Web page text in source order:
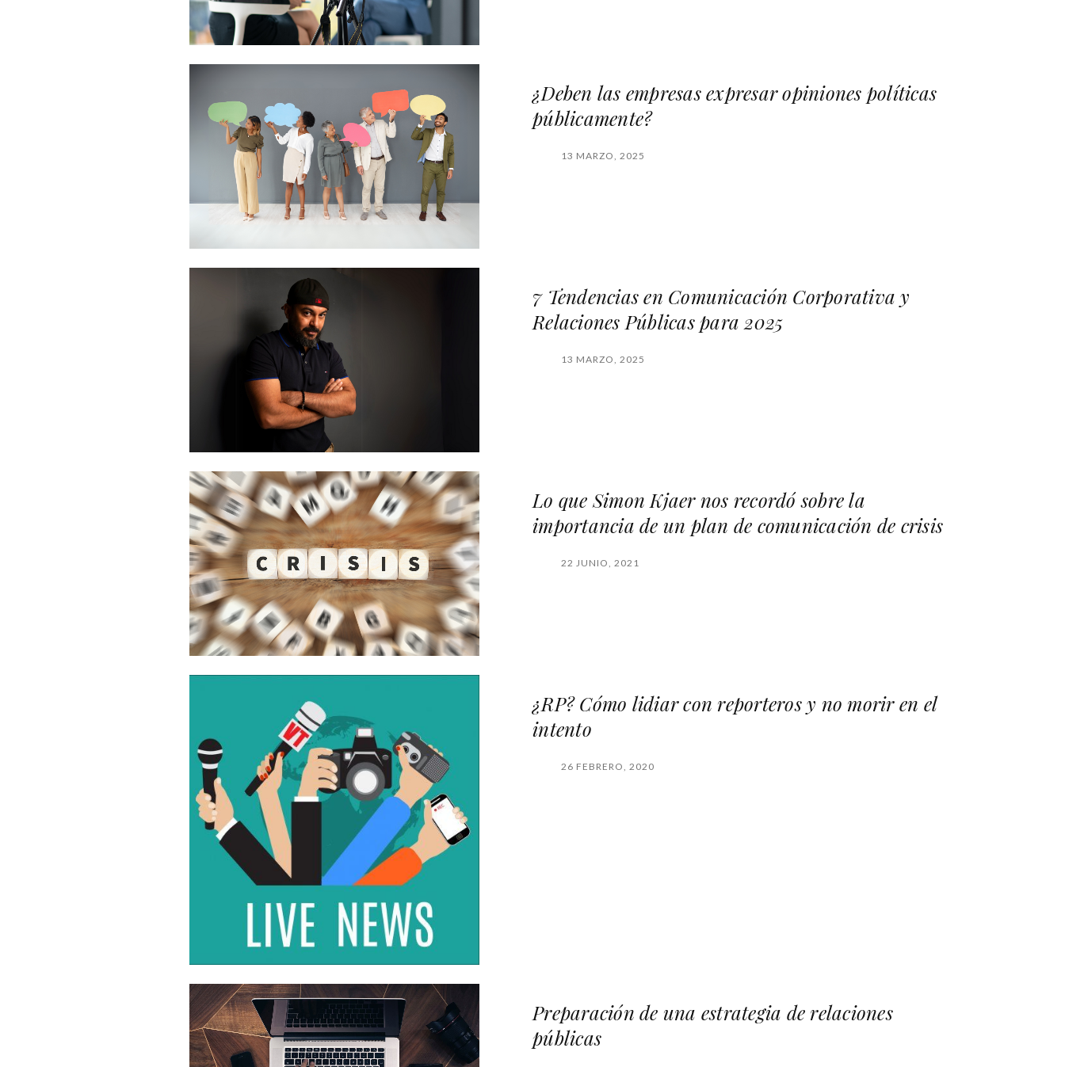
¿Deben las empresas expresar opiniones políticas
públicamente?
13 MARZO, 2025
7 Tendencias en Comunicación Corporativa y
Relaciones Públicas para 2025
13 MARZO, 2025
Lo que Simon Kjaer nos recordó sobre la
importancia de un plan de comunicación de crisis
22 JUNIO, 2021
¿RP? Cómo lidiar con reporteros y no morir en el
intento
26 FEBRERO, 2020
Preparación de una estrategia de relaciones
públicas